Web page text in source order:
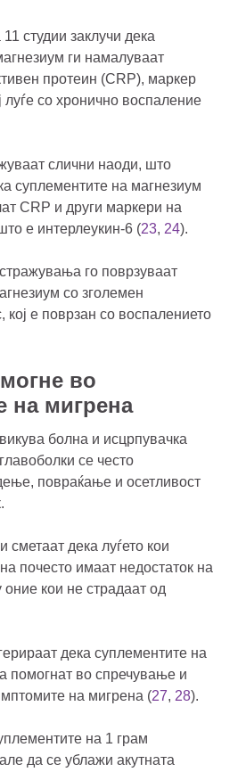
студии заклучи дека
ги намалуваат
протеин (CRP), маркер
луѓе со хронично воспаление
слични наоди, што
суплементите на магнезиум
CRP и други маркери на
е интерлеукин-6 (23, 24).
го поврзуваат
со зголемен
кој е поврзан со воспалението
во
на мигрена
болна и исцрпувачка
се често
повраќање и осетливост
сметаат дека луѓето кои
почесто имаат недостаток на
оние кои не страдаат од
дека суплементите на
помогнат во спречување и
на мигрена (27, 28).
на 1 грам
да се ублажи акутната